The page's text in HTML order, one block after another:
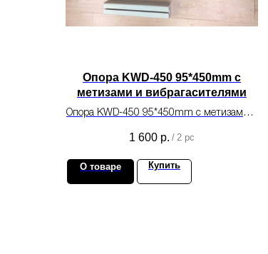
Опора KWD-450 95*450mm с
метизами и вибрагасителями
Опора KWD-450 95*450mm с метизами и
кондиционера.
1 600 р. / 2 pc
О товаре Купить